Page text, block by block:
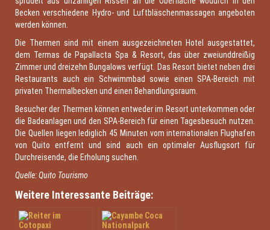
Becken verschiedene Hydro- und Luftbläschenmassagen angeboten
werden können.
Die Thermen sind mit einem ausgezeichneten Hotel ausgestattet,
dem Termas de Papallacta Spa & Resort, das über zweiunddreißig
Zimmer und dreizehn Bungalows verfügt. Das Resort bietet neben drei
Restaurants auch ein Schwimmbad sowie einen SPA-Bereich mit
privaten Thermalbecken und einen Behandlungsraum.
Besucher der Thermen können entweder im Resort unterkommen oder
die Badeanlagen und den SPA-Bereich für einen Tagesbesuch nutzen.
Die Quellen liegen lediglich 45 Minuten vom internationalen Flughafen
von Quito entfernt und sind auch ein optimaler Ausflugsort für
Durchreisende, die Erholung suchen.
Quelle: Quito Tourismo
Weitere Interessante Beiträge: